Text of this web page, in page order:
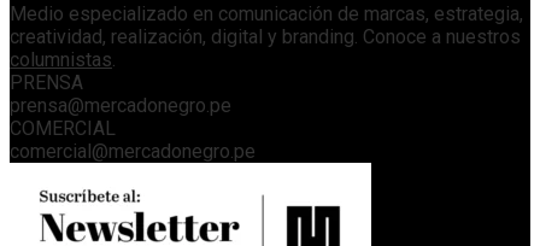
Medio especializado en comunicación de marcas, estrategia,
creatividad, realización, digital y branding. Conoce a nuestros
columnistas.
PRENSA
prensa@mercadonegro.pe
COMERCIAL
comercial@mercadonegro.pe